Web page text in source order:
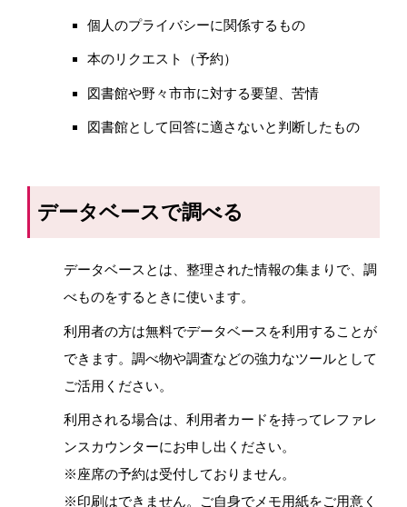
個人のプライバシーに関係するもの
本のリクエスト（予約）
図書館や野々市市に対する要望、苦情
図書館として回答に適さないと判断したもの
データベースで調べる
データベースとは、整理された情報の集まりで、調
べものをするときに使います。
利用者の方は無料でデータベースを利用することが
できます。調べ物や調査などの強力なツールとして
ご活用ください。
利用される場合は、利用者カードを持ってレファレ
ンスカウンターにお申し出ください。
※座席の予約は受付しておりません。
※印刷はできません。ご自身でメモ用紙をご用意く